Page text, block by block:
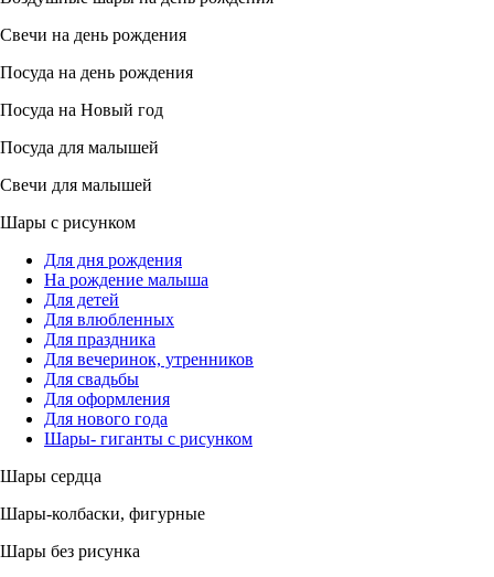
Свечи на день рождения
Посуда на день рождения
Посуда на Новый год
Посуда для малышей
Свечи для малышей
Шары с рисунком
Для дня рождения
На рождение малыша
Для детей
Для влюбленных
Для праздника
Для вечеринок, утренников
Для свадьбы
Для оформления
Для нового года
Шары- гиганты с рисунком
Шары сердца
Шары-колбаски, фигурные
Шары без рисунка